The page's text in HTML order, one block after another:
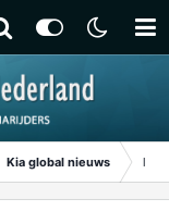
Kia global nieuws Kia